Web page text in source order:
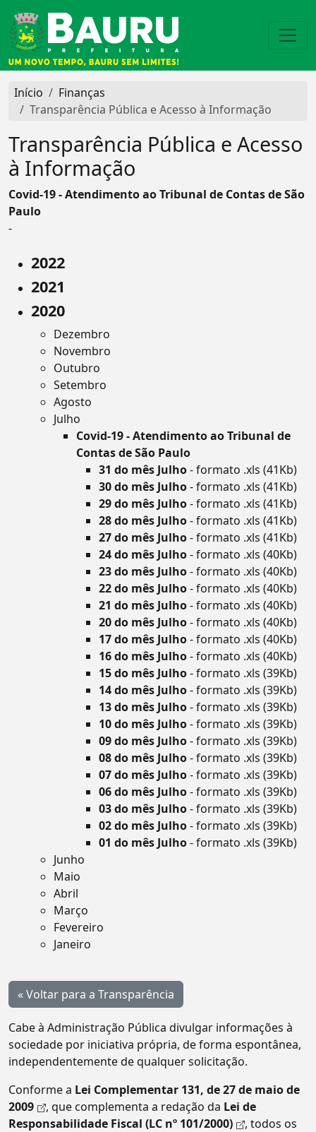
Início
Finanças
Transparência Pública e Acesso à Informação
Transparência Pública e Acesso
à Informação
Covid-19 - Atendimento ao Tribunal de Contas de São
Paulo
-
2022
2021
2020
Dezembro
Novembro
Outubro
Setembro
Agosto
Julho
Covid-19 - Atendimento ao Tribunal de
Contas de São Paulo
31 do mês Julho- formato .xls (41Kb)
30 do mês Julho- formato .xls (41Kb)
29 do mês Julho- formato .xls (41Kb)
28 do mês Julho- formato .xls (41Kb)
27 do mês Julho- formato .xls (41Kb)
24 do mês Julho- formato .xls (40Kb)
23 do mês Julho- formato .xls (40Kb)
22 do mês Julho- formato .xls (40Kb)
21 do mês Julho- formato .xls (40Kb)
20 do mês Julho- formato .xls (40Kb)
17 do mês Julho- formato .xls (40Kb)
16 do mês Julho- formato .xls (40Kb)
15 do mês Julho- formato .xls (39Kb)
14 do mês Julho- formato .xls (39Kb)
13 do mês Julho- formato .xls (39Kb)
10 do mês Julho- formato .xls (39Kb)
09 do mês Julho- formato .xls (39Kb)
08 do mês Julho- formato .xls (39Kb)
07 do mês Julho- formato .xls (39Kb)
06 do mês Julho- formato .xls (39Kb)
03 do mês Julho- formato .xls (39Kb)
02 do mês Julho- formato .xls (39Kb)
01 do mês Julho- formato .xls (39Kb)
Junho
Maio
Abril
Março
Fevereiro
Janeiro
« Voltar para a Transparência
Cabe à Administração Pública divulgar informações à
sociedade por iniciativa própria, de forma espontânea,
independentemente de qualquer solicitação.
Conforme a Lei Complementar 131, de 27 de maio de
2009
, que complementa a redação da Lei de
Responsabilidade Fiscal (LC nº 101/2000)
, todos os